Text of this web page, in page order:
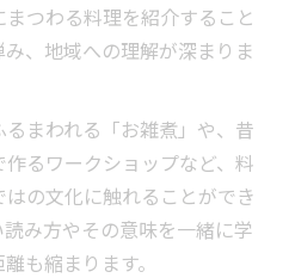
つわる料理を紹介すること
、地域への理解が深まりま
まわれる「お雑煮」や、昔
るワークショップなど、料
の文化に触れることができ
み方やその意味を一緒に学
も縮まります。